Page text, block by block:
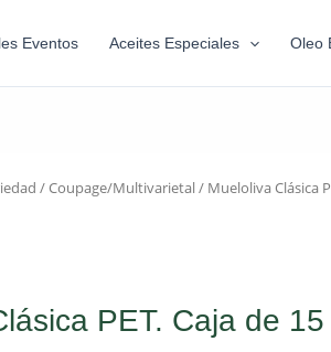
Eventos Aceites Especiales Oleo
/Coupage/Multivarietal/ Mueloliva Clásica
PET. Caja de